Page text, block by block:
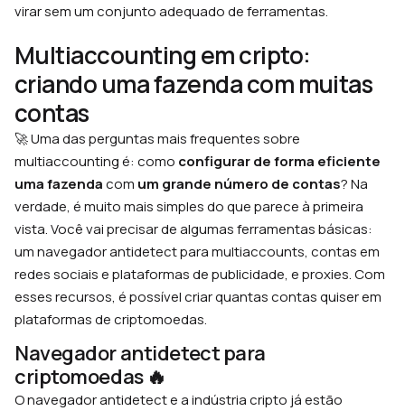
virar sem um conjunto adequado de ferramentas.
Multiaccounting em cripto:
criando uma fazenda com muitas
contas
🚀 Uma das perguntas mais frequentes sobre
multiaccounting é: como configurar de forma eficiente
uma fazendacom um grande número de contas? Na
verdade, é muito mais simples do que parece à primeira
vista. Você vai precisar de algumas ferramentas básicas:
um navegador antidetect para multiaccounts, contas em
redes sociais e plataformas de publicidade, e proxies. Com
esses recursos, é possível criar quantas contas quiser em
plataformas de criptomoedas.
Navegador antidetect para
criptomoedas 🔥
O navegador antidetect e a indústria cripto já estão